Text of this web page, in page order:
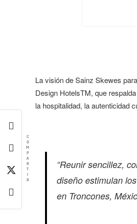
La visión de Sainz Skewes
Design HotelsTM, que
la hospitalidad, la autenticidad
“Reunir sencillez,
diseño estimulan
en Troncones,
C
O
M
P
A
R
T
I
R